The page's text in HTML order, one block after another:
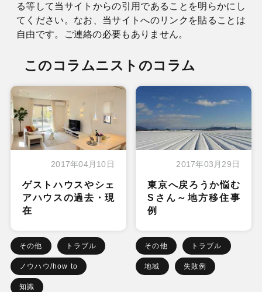
る等して当サイトからの引用であることを明らかにし
てください。なお、当サイトへのリンクを貼ることは
自由です。ご連絡の必要もありません。
このコラムニストのコラム
2017年04月10日
ゲストハウスやシェ
アハウスの過去・現
在
その他 トラブル
ノウハウ/how to
知識
2017年03月29日
東京へ戻ろうか悩む
Sさん～地方移住事
例
その他 トラブル
地域 失敗例